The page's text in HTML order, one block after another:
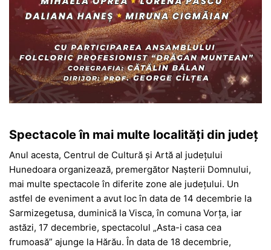
Spectacole în mai multe localități din județ
Anul acesta, Centrul de Cultură și Artă al județului
Hunedoara organizează, premergător Nașterii Domnului,
mai multe spectacole în diferite zone ale județului. Un
astfel de eveniment a avut loc în data de 14 decembrie la
Sarmi­zege­tusa, duminică la Visca, în comuna Vorța, iar
astăzi, 17 decembrie, spectacolul „Asta-i casa cea
frumoasă” ajunge la Hărău. În data de 18 decembrie,